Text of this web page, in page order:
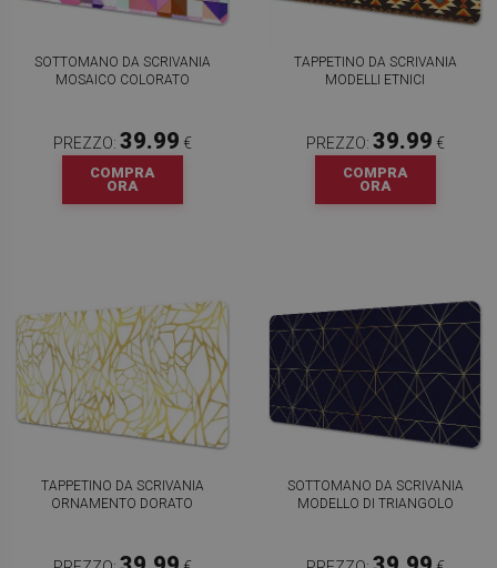
SOTTOMANO DA SCRIVANIA
MOSAICO COLORATO
PREZZO: 39.99 €
COMPRA
ORA
TAPPETINO DA SCRIVANIA
MODELLI ETNICI
PREZZO: 39.99 €
COMPRA
ORA
TAPPETINO DA SCRIVANIA
ORNAMENTO DORATO
SOTTOMANO DA SCRIVANIA
MODELLO DI TRIANGOLO